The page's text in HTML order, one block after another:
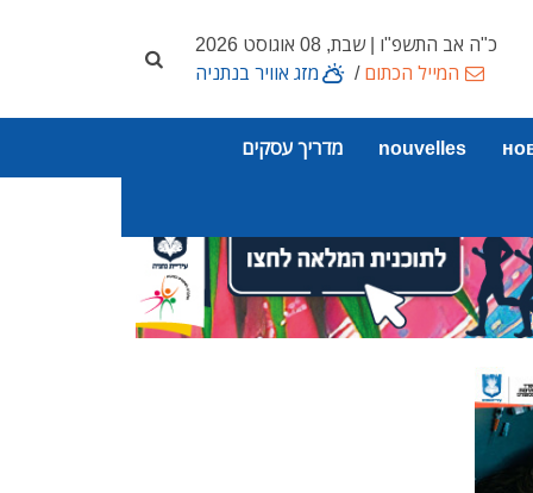
כ"ה אב התשפ"ו | שבת, 08 אוגוסט 2026
המייל הכתום/ מזג אוויר בנתניה
nouvelles מדריך עסקים